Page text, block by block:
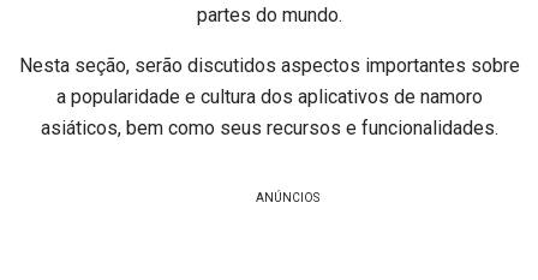
partes do mundo.
Nesta seção, serão discutidos aspectos importantes sobre
a popularidade e cultura dos aplicativos de namoro
asiáticos, bem como seus recursos e funcionalidades.
ANÚNCIOS